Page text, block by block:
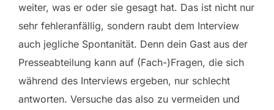
weiter, was er oder sie gesagt hat. Das ist nicht nur
sehr fehleranfällig, sondern raubt dem Interview
auch jegliche Spontanität. Denn dein Gast aus der
Presseabteilung kann auf (Fach-)Fragen, die sich
während des Interviews ergeben, nur schlecht
antworten. Versuche das also zu vermeiden und